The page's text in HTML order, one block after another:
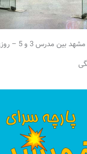
مدرس 3 و 5 – روزی حلال